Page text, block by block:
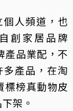
人頻道，也
創家居品牌
產品業配，不
產品，在淘
標榜真動物皮
架。